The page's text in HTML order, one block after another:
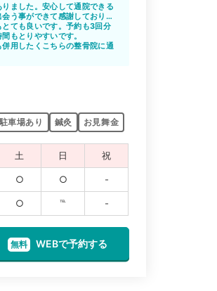
ました。安心して通院できる
う事ができて感謝しておりま
ても良いです。予約も3回分
もとりやすいです。
用したくこちらの整骨院に通
駐車場あり 鍼灸 お見舞金
土 日 祝
○ ○ -
○ ℡ -
無料 WEBで予約する